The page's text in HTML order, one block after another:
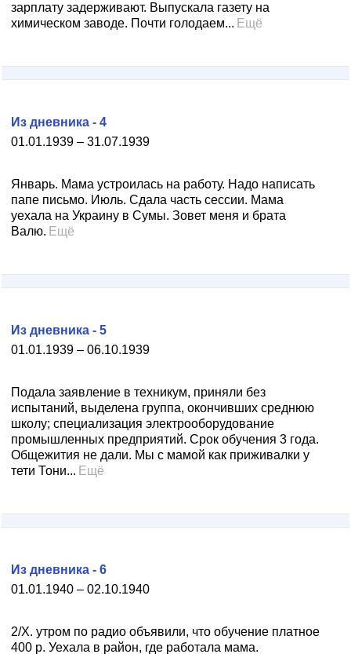
зарплату задерживают. Выпускала газету на
химическом заводе. Почти голодаем... Ещё
01.01.1939 – 31.07.1939
Из дневника - 4
Январь. Мама устроилась на работу. Надо написать
папе письмо. Июль. Сдала часть сессии. Мама
уехала на Украину в Сумы. Зовет меня и брата
Валю. Ещё
01.01.1939 – 06.10.1939
Из дневника - 5
Подала заявление в техникум, приняли без
испытаний, выделена группа, окончивших среднюю
школу; специализация электрооборудование
промышленных предприятий. Срок обучения 3 года.
Общежития не дали. Мы с мамой как приживалки у
тети Тони... Ещё
01.01.1940 – 02.10.1940
Из дневника - 6
2/X. утром по радио объявили, что обучение платное
400 р. Уехала в район, где работала мама.